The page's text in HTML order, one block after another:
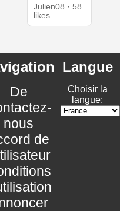
Julien08 · 58
likes
De
nous
de
Langue
Choisir la
langue: